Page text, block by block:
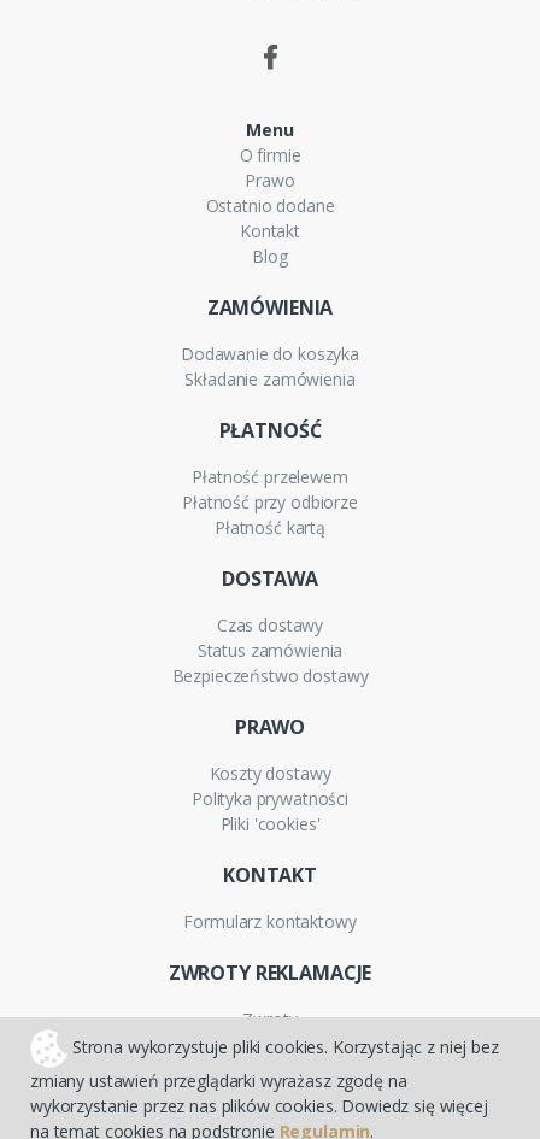
Strona wykorzystuje pliki cookies. Korzystając z niej bez
zmiany ustawień przeglądarki wyrażasz zgodę na
wykorzystanie przez nas plików cookies. Dowiedz się więcej
na temat cookies na podstronie Regulamin.
Menu
O firmie
Prawo
Ostatnio dodane
Kontakt
Blog
ZAMÓWIENIA
Dodawanie do koszyka
Składanie zamówienia
PŁATNOŚĆ
Płatność przelewem
Płatność przy odbiorze
Płatność kartą
DOSTAWA
Czas dostawy
Status zamówienia
Bezpieczeństwo dostawy
PRAWO
Koszty dostawy
Polityka prywatności
Pliki 'cookies'
KONTAKT
Formularz kontaktowy
ZWROTY REKLAMACJE
Zwroty
Reklamacje
Gwarancja